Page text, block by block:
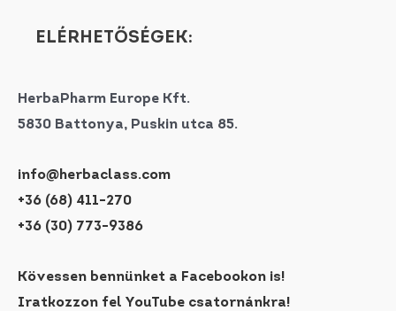
ELÉRHETŐSÉGEK:
HerbaPharm Europe Kft.
5830 Battonya, Puskin utca 85.
info@herbaclass.com
+36 (68) 411-270
+36 (30) 773-9386
Kövessen bennünket a Facebookon is!
Iratkozzon fel YouTube csatornánkra!